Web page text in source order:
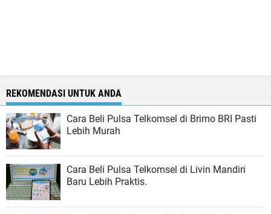
REKOMENDASI UNTUK ANDA
Cara Beli Pulsa Telkomsel di Brimo BRI Pasti
Lebih Murah
Cara Beli Pulsa Telkomsel di Livin Mandiri
Baru Lebih Praktis.